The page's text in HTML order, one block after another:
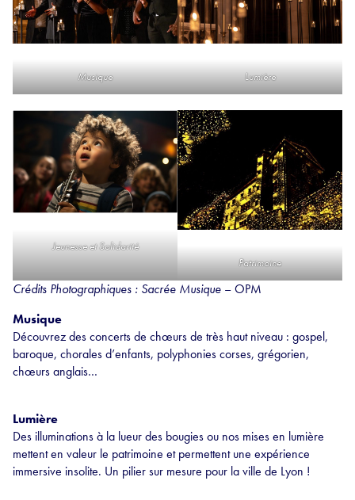
Musique Lumière
Jeunesse et Solidarité
Patrimoine
Crédits Photographiques : Sacrée Musique – OPM
Musique
Découvrez des concerts de chœurs de très haut niveau : gospel,
baroque, chorales d’enfants, polyphonies corses, grégorien,
chœurs anglais…
Lumière
Des illuminations à la lueur des bougies ou nos mises en lumière
mettent en valeur le patrimoine et permettent une expérience
immersive insolite. Un pilier sur mesure pour la ville de Lyon !